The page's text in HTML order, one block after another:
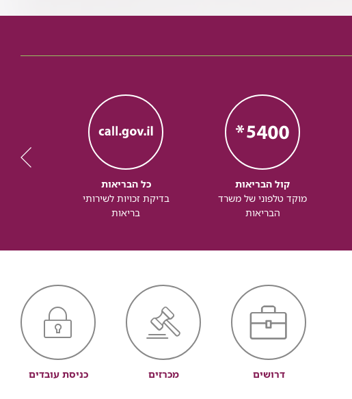
קול הבריאות
מוקד טלפוני של משרד
הבריאות
כל הבריאות
בדיקת זכויות לשירותי
בריאות
דרושים מכרזים כניסת עובדים